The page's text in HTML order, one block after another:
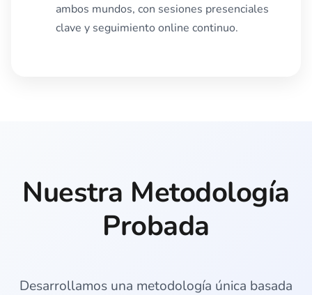
ambos mundos, con sesiones presenciales
clave y seguimiento online continuo.
Nuestra Metodología
Probada
Desarrollamos una metodología única basada